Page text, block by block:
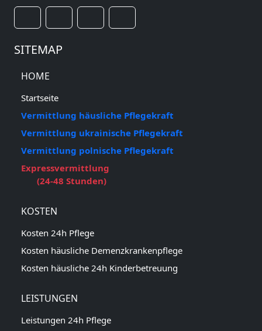
SITEMAP
HOME
Startseite
Vermittlung häusliche Pflegekraft
Vermittlung ukrainische Pflegekraft
Vermittlung polnische Pflegekraft
Expressvermittlung
(24-48 Stunden)
KOSTEN
Kosten 24h Pflege
Kosten häusliche Demenzkrankenpflege
Kosten häusliche 24h Kinderbetreuung
LEISTUNGEN
Leistungen 24h Pflege